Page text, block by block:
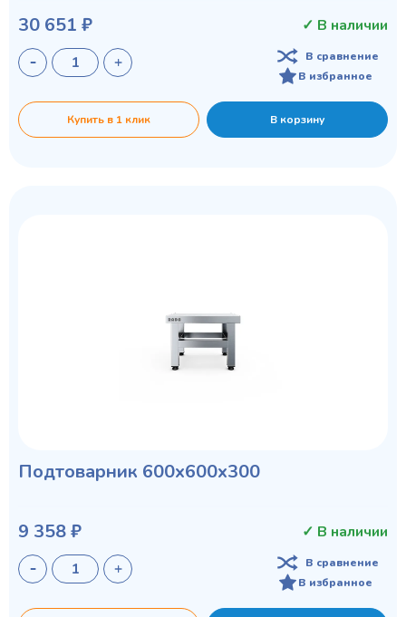
30 651 ₽ ✓ В наличии
В сравнение
В избранное
Купить в 1 клик В корзину
Подтоварник 600х600х300
9 358 ₽ ✓ В наличии
В сравнение
В избранное